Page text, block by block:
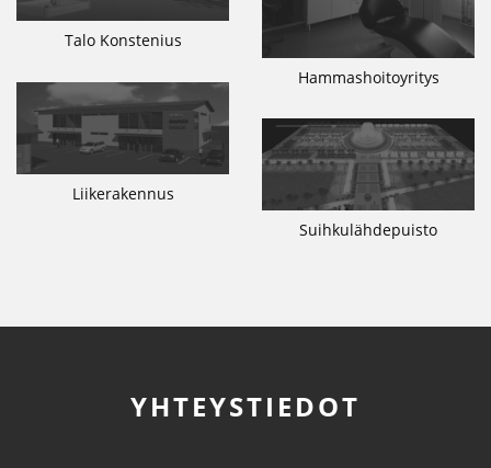
Talo Konstenius
Hammashoitoyritys
Liikerakennus
Suihkulähdepuisto
YHTEYSTIEDOT